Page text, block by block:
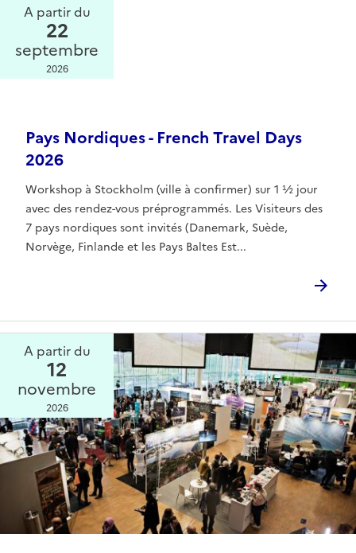
Pays Nordiques - French Travel Days
2026
Workshop à Stockholm (ville à confirmer) sur 1 ½ jour
avec des rendez-vous préprogrammés. Les Visiteurs des
7 pays nordiques sont invités (Danemark, Suède,
Norvège, Finlande et les Pays Baltes Est...
A partir du
22
septembre
2026
A partir du
12
novembre
2026